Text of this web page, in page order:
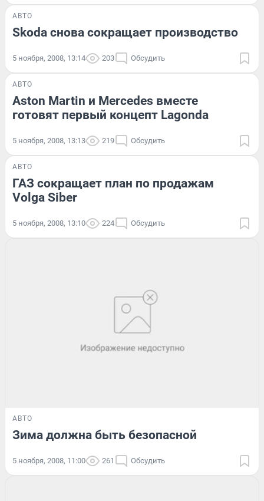
АВТО
Skoda снова сокращает производство
5 ноября, 2008, 13:14 203 Обсудить
АВТО
Aston Martin и Mercedes вместе
готовят первый концепт Lagonda
5 ноября, 2008, 13:13 219 Обсудить
АВТО
ГАЗ сокращает план по продажам
Volga Siber
5 ноября, 2008, 13:10 224 Обсудить
АВТО
Зима должна быть безопасной
5 ноября, 2008, 11:00 261 Обсудить